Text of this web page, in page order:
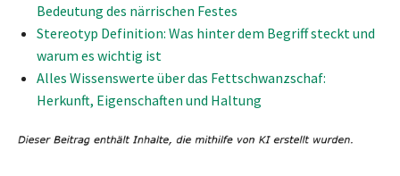
Bedeutung des närrischen Festes
Stereotyp Definition: Was hinter dem Begriff steckt und
warum es wichtig ist
Alles Wissenswerte über das Fettschwanzschaf:
Herkunft, Eigenschaften und Haltung